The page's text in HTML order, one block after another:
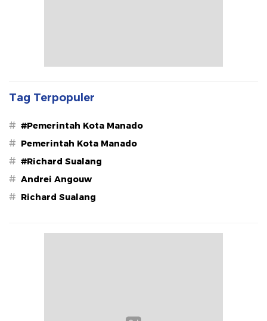
Tag Terpopuler
# #Pemerintah Kota Manado
# Pemerintah Kota Manado
# #Richard Sualang
# Andrei Angouw
# Richard Sualang